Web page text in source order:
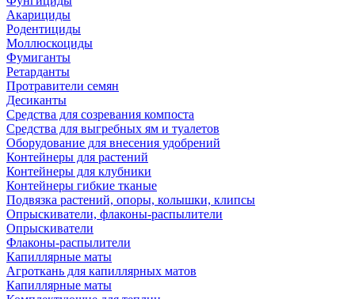
Акарициды
Родентициды
Моллюскоциды
Фумиганты
Ретарданты
Протравители семян
Десиканты
Средства для созревания компоста
Средства для выгребных ям и туалетов
Оборудование для внесения удобрений
Контейнеры для растений
Контейнеры для клубники
Контейнеры гибкие тканые
Подвязка растений, опоры, колышки, клипсы
Опрыскиватели, флаконы-распылители
Опрыскиватели
Флаконы-распылители
Капиллярные маты
Агроткань для капиллярных матов
Капиллярные маты